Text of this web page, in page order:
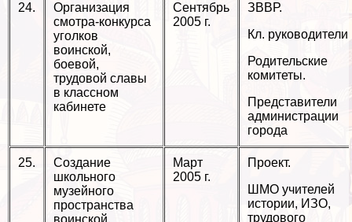
24.
Организация
смотра-конкурса
уголков
воинской,
боевой,
трудовой славы
в классном
кабинете
Сентябрь
2005 г.
ЗВВР.
Кл. руководители.
Родительские
комитеты.
Представители
администрации
города
25.
Создание
школьного
музейного
прострaнcтва
воинской,
Март
2005 г.
Проект.
ШМО учителей
истории, ИЗО,
трудового